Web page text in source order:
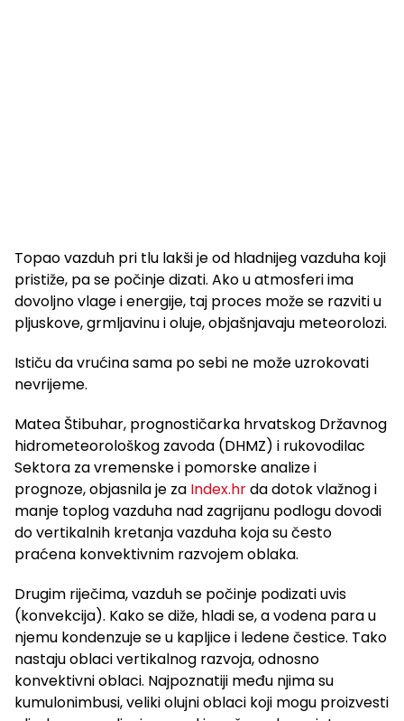
Topao vazduh pri tlu lakši je od hladnijeg vazduha koji
pristiže, pa se počinje dizati. Ako u atmosferi ima
dovoljno vlage i energije, taj proces može se razviti u
pljuskove, grmljavinu i oluje, objašnjavaju meteorolozi.
Ističu da vrućina sama po sebi ne može uzrokovati
nevrijeme.
Matea Štibuhar, prognostičarka hrvatskog Državnog
hidrometeorološkog zavoda (DHMZ) i rukovodilac
Sektora za vremenske i pomorske analize i
prognoze, objasnila je za Index.hrda dotok vlažnog i
manje toplog vazduha nad zagrijanu podlogu dovodi
do vertikalnih kretanja vazduha koja su često
praćena konvektivnim razvojem oblaka.
Drugim riječima, vazduh se počinje podizati uvis
(konvekcija). Kako se diže, hladi se, a vodena para u
njemu kondenzuje se u kapljice i ledene čestice. Tako
nastaju oblaci vertikalnog razvoja, odnosno
konvektivni oblaci. Najpoznatiji među njima su
kumulonimbusi, veliki olujni oblaci koji mogu proizvesti